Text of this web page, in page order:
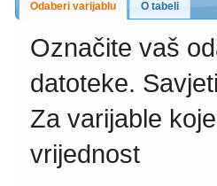
Odaberi varijablu O tabeli
Označite vaš
datoteke.
Za varijable
vrijednost